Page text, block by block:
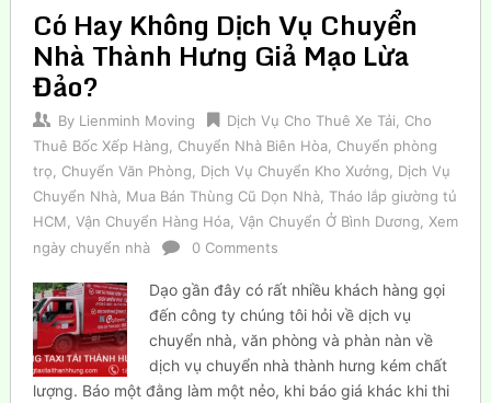
Có Hay Không Dịch Vụ Chuyển
Nhà Thành Hưng Giả Mạo Lừa
Đảo?
By Lienminh Moving Dịch Vụ Cho Thuê Xe Tải
Cho
Thuê Bốc Xếp Hàng
Chuyển Nhà Biên Hòa, Chuyển phòng
trọ
Chuyển Văn Phòng Dịch Vụ Chuyển Kho Xưởng
Dịch Vụ
Chuyển Nhà, Mua Bán Thùng Cũ Dọn Nhà, Tháo lắp giường tủ
HCM Vận Chuyển Hàng Hóa, Vận Chuyển Ở Bình Dương Xem
ngày chuyển nhà
0 Comments
Dạo gần đây có rất nhiều khách hàng gọi
đến công ty chúng tôi hỏi về dịch vụ
chuyển nhà, văn phòng và phàn nàn về
dịch vụ chuyển nhà thành hưng kém chất
lượng. Báo một đằng làm một nẻo, khi báo giá khác khi thi